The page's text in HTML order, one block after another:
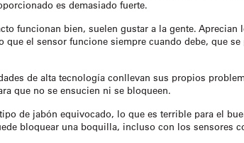
es demasiado fuerte.
funcionan bien, suelen gustar a la gente.
el sensor funcione siempre cuando debe, que
de alta tecnología conllevan sus propios
que no se ensucien ni se bloqueen.
de jabón equivocado, lo que es terrible para el
bloquear una boquilla, incluso con los sensores